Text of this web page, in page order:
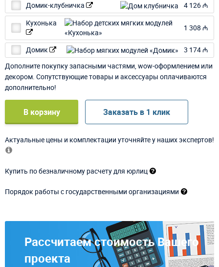
Домик-клубничка
4 126 ₼
Кухонька
1 308 ₼
Домик
3 174 ₼
Дополните покупку запасными частями, wow-оформлением или
декором. Сопутствующие товары и аксессуары оплачиваются
дополнительно!
В корзину Заказать в 1 клик
Актуальные цены и комплектации уточняйте у наших экспертов!
Купить по безналичному расчету для юрлиц
Порядок работы с государственными организациями
Рассчитаем стоимость Вашего
проекта